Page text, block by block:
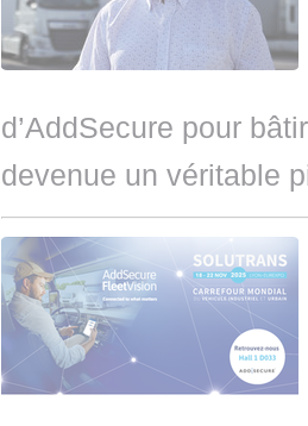
d’AddSecure pour
devenue un véritable